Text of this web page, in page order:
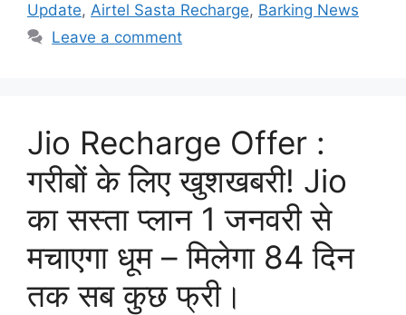
Update, Airtel Sasta Recharge, Barking News
Leave a comment
Jio Recharge Offer :
गरीबों के लिए खुशखबरी! Jio
का सस्ता प्लान 1 जनवरी से
मचाएगा धूम – मिलेगा 84 दिन
तक सब कुछ फ्री।